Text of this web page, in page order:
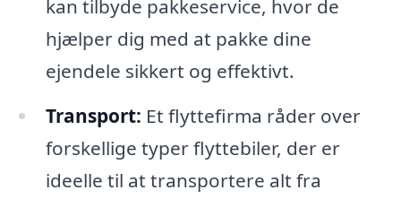
kan tilbyde pakkeservice, hvor de
hjælper dig med at pakke dine
ejendele sikkert og effektivt.
Transport: Et flyttefirma råder over
forskellige typer flyttebiler, der er
ideelle til at transportere alt fra